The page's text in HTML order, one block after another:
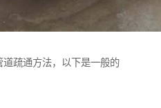
疏通方法，以下是一般的